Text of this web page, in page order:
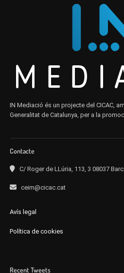
IN Mediació és un projecte del CICAC,
Generalitat de Catalunya, per a la
Contacte
C/ Roger de LLúria, 113, 3 08037
ceim@cicac.cat
Avís legal
Política de cookies
Recent Tweets